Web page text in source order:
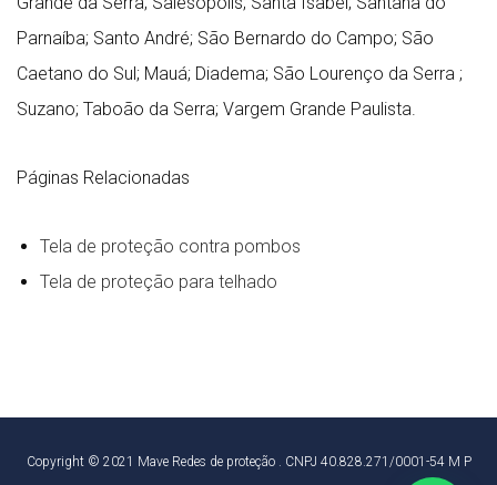
Parnaíba; Santo André; São Bernardo do Campo; São
Caetano do Sul; Mauá; Diadema; São Lourenço da Serra ;
Suzano; Taboão da Serra; Vargem Grande Paulista.
Páginas Relacionadas
Tela de proteção contra pombos
Tela de proteção para telhado
Copyright © 2021 Mave Redes de proteção . CNPJ 40.828.271/0001-54 M P